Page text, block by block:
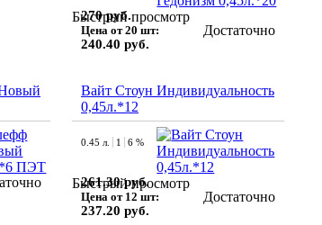
Быстрый просмотр
270 руб.
Цена от 20 шт:
240.40 руб.
Достаточно
Вайт Стоун Индивидуальность
0,45л.*12
Быстрый просмотр
0.45 л. 1 6 %
261.30 руб.
Цена от 12 шт:
237.20 руб.
Достаточно